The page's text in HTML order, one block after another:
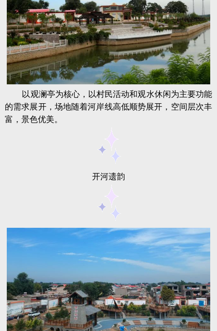
以观澜亭为核心，以村民活动和观水休闲为主要功能
的需求展开，场地随着河岸线高低顺势展开，空间层次丰
富，景色优美。
开河遗韵